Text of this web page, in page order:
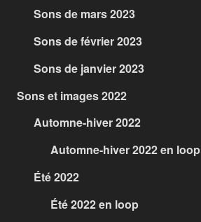
Sons de mars 2023
Sons de février 2023
Sons de janvier 2023
Sons et images 2022
Automne-hiver 2022
Automne-hiver 2022 en loop
Été 2022
Été 2022 en loop